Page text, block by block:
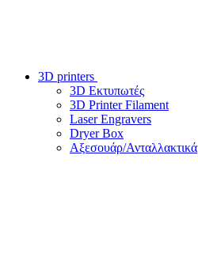
3D printers
3D Εκτυπωτές
3D Printer Filament
Laser Engravers
Dryer Box
Αξεσουάρ/Ανταλλακτικά